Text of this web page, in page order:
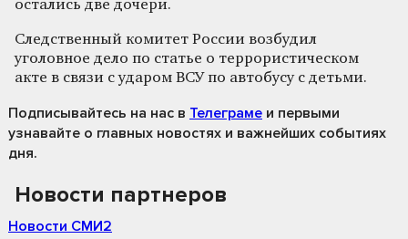
остались две дочери.
Следственный комитет России возбудил
уголовное дело по статье о террористическом
акте в связи с ударом ВСУ по автобусу с детьми.
Подписывайтесь на нас в Телеграме и первыми
узнавайте о главных новостях и важнейших событиях
дня.
Новости партнеров
Новости СМИ2